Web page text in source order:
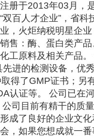
册于2013年03月，
双百人才企业”，省
，火炬纳税明星企
售：酶、蛋白类产
工原料及相关产品
进的检测设备，优
得了GMP证书；另
认证等。 公司已在
司目前有精干的质
成了良好的企业文
，如果您想成就一